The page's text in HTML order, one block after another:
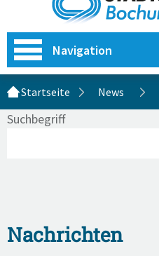
Navigation
Startseite News
Suchbegriff
Nachrichten